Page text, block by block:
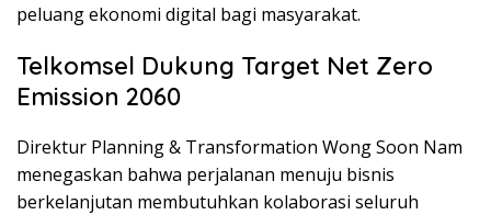
peluang ekonomi digital bagi masyarakat.
Telkomsel Dukung Target Net Zero
Emission 2060
Direktur Planning & Transformation Wong Soon Nam
menegaskan bahwa perjalanan menuju bisnis
berkelanjutan membutuhkan kolaborasi seluruh